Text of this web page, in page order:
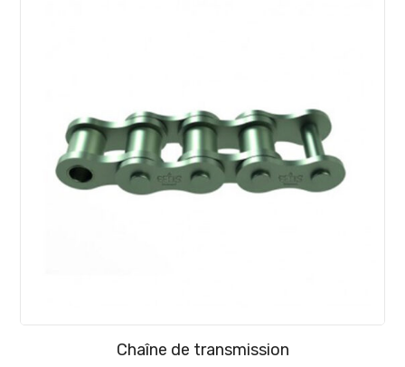
Chaîne de transmission